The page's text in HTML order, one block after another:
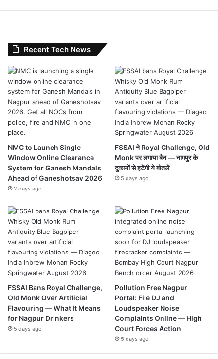
Recent Tech News
NMC to Launch Single
Window Online Clearance
System for Ganesh Mandals
Ahead of Ganeshotsav 2026
2 days ago
FSSAI ने Royal Challenge, Old
Monk पर लगाया बैन — नागपुर के
दुकानों से हटेंगी ये बोतलें
5 days ago
FSSAI Bans Royal Challenge,
Old Monk Over Artificial
Flavouring — What It Means
for Nagpur Drinkers
5 days ago
Pollution Free Nagpur
Portal: File DJ and
Loudspeaker Noise
Complaints Online — High
Court Forces Action
5 days ago